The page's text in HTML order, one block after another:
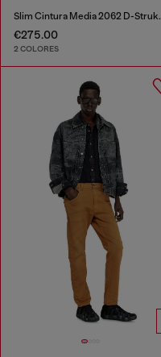
Slim
€275.00
2 COLORES